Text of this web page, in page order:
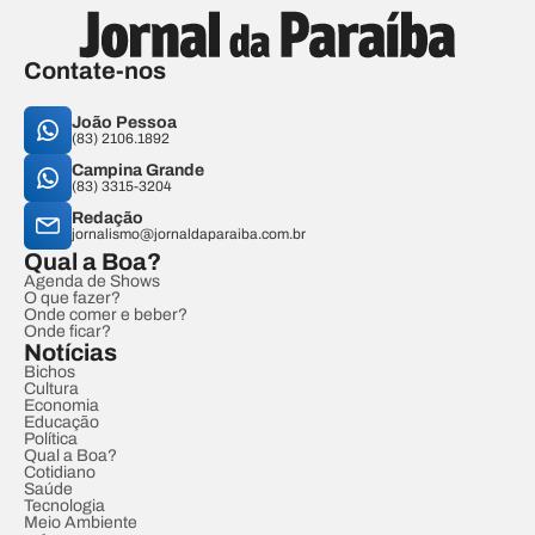
Contate-nos
João Pessoa
(83) 2106.1892
Campina Grande
(83) 3315-3204
Redação
jornalismo@jornaldaparaiba.com.br
Qual a Boa?
Agenda de Shows
O que fazer?
Onde comer e beber?
Onde ficar?
Notícias
Bichos
Cultura
Economia
Educação
Política
Qual a Boa?
Cotidiano
Saúde
Tecnologia
Meio Ambiente